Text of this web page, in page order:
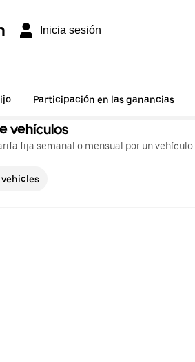
Inicia sesión
Participación en las ganancias
vehículos
fija semanal o mensual por un vehículo.